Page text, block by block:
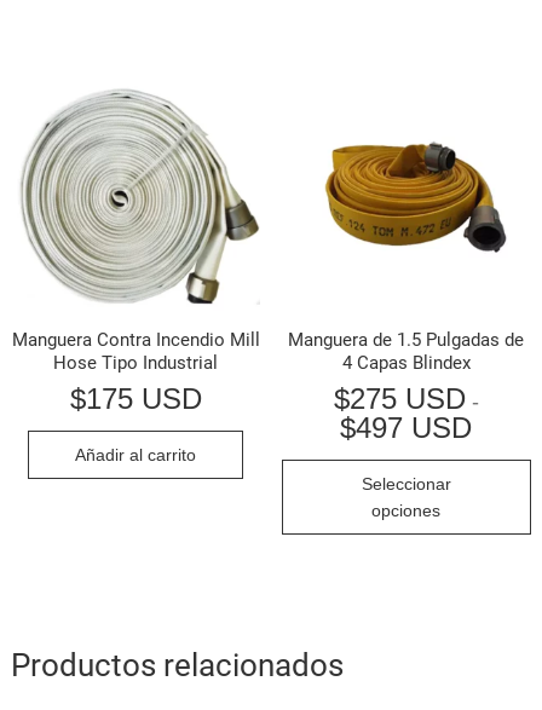
pueden
producto
Manguera Contra Incendio Mill
Hose Tipo Industrial
$175 USD
Añadir al carrito
Manguera de 1.5 Pulgadas de
4 Capas Blindex
$275 USD -
$497 USDRango
hasta
Seleccionar
opciones
Productos relacionados